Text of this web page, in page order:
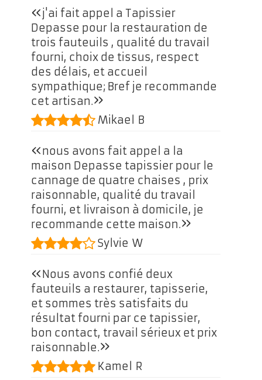
«j'ai fait appel a Tapissier
Depasse pour la restauration de
trois fauteuils , qualité du travail
fourni, choix de tissus, respect
des délais, et accueil
sympathique; Bref je recommande
cet artisan.»
Mikael B
«nous avons fait appel a la
maison Depasse tapissier pour le
cannage de quatre chaises , prix
raisonnable, qualité du travail
fourni, et livraison à domicile, je
recommande cette maison.»
Sylvie W
«Nous avons confié deux
fauteuils a restaurer, tapisserie,
et sommes très satisfaits du
résultat fourni par ce tapissier,
bon contact, travail sérieux et prix
raisonnable.»
Kamel R